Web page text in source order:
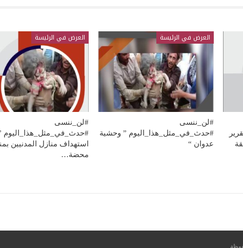
العرض في الرئيسة
#لن_ننسى
#حدث_في_مثل_هذا_اليوم ” وحشية
عدوان “
العرض في الرئيسة
#لن_ننسى
#حدث_في_مثل_هذا_اليوم ”
استهداف منازل المدنيين
محضة…